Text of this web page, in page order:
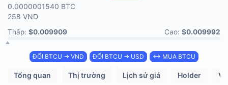
0.0000001540 BTC
258 VND
Thấp: $0.009909 Cao: $0.009992
ĐỔI BTCU → VND ĐỔI BTCU → USD ↔ MUA BTCU
Tổng quan Thị trường Lịch sử giá Holder Ví